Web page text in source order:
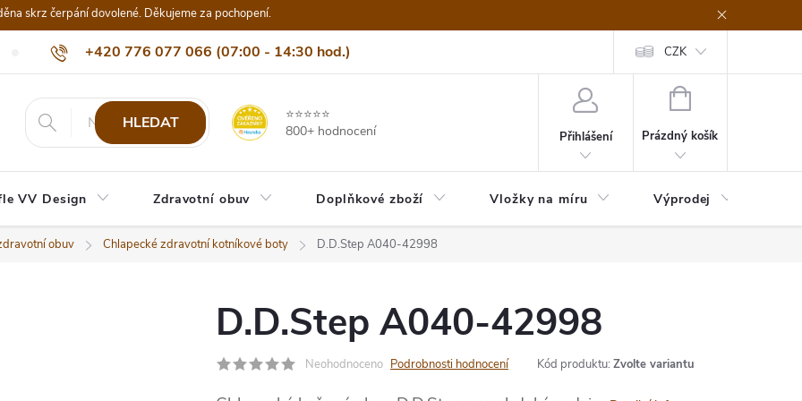
skrz čerpání dovolené. Děkujeme za pochopení.
+420 776 077 066 (07:00 - 14:30 hod.)
info@eshop-vvdesign.cz
Nejčastější dotazy Naši odběratelé Doprava a platba Vrácení, výměna nebo
CZK
HLEDAT
⭐⭐⭐⭐⭐
800+ hodnocení
Přihlášení
NÁKUPNÍ
Prázdný košík
VV Design Zdravotní obuv Doplňkové zboží Vložky na míru Výprodej
obuv Chlapecké zdravotní kotníkové boty D.D.Step A040-42998
D.D.Step A040-42998
Neohodnoceno Podrobnosti hodnocení Kód produktu: Zvolte variantu